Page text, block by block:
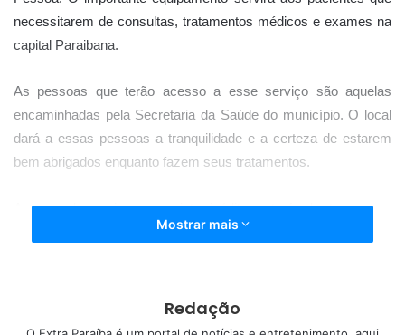
necessitarem de consultas, tratamentos médicos e exames na
capital Paraibana.
As pessoas que terão acesso a esse serviço são aquelas
encaminhadas pela Secretaria da Saúde do município. O local
dará a essas pessoas a tranquilidade e a certeza de estarem
bem abrigados enquanto fazem seus tratamentos.
A casa de apoio um projeto inédito estará aberta para a
população Bonitense a partir da próxima semana, e tem toda a
los aos hospitais em João Pessoa, tudo com recursos próprios
da Prefeitura. A casa contará ainda, com a coordenação de
Mostrar mais
Redação